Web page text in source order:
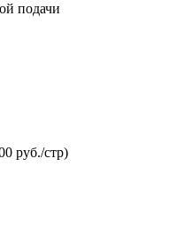
подачи
руб./стр)